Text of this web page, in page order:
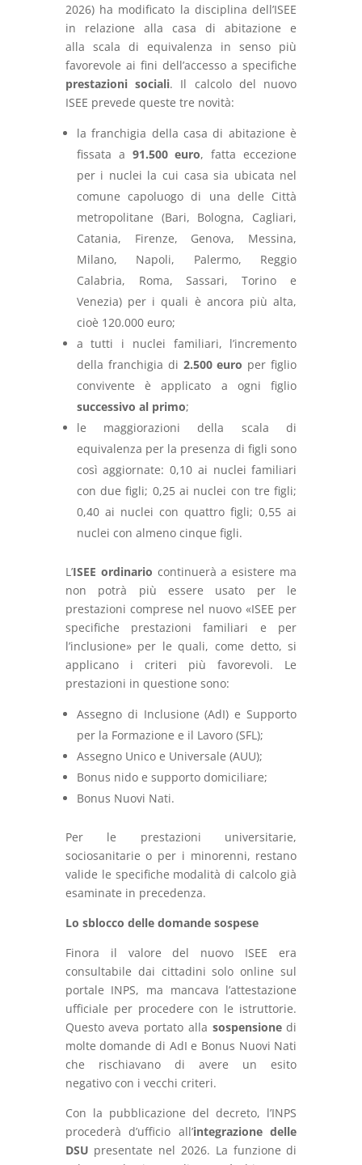
2026) ha modificato la disciplina dell’ISEE
in relazione alla
casa di abitazione e
alla scala di equivalenza in senso più
favorevole ai fini dell’accesso a specifiche
prestazioni sociali. Il calcolo del nuovo
ISEE prevede queste tre novità:
la franchigia della casa di abitazione è
fissata a 91.500 euro, fatta eccezione
per i nuclei la cui casa sia ubicata nel
comune capoluogo di una delle Città
metropolitane (Bari, Bologna, Cagliari,
Catania, Firenze, Genova, Messina,
Milano, Napoli, Palermo, Reggio
Calabria, Roma, Sassari, Torino e
Venezia) per i quali è ancora più alta,
cioè 120.000 euro;
a tutti i nuclei familiari, l’incremento
della franchigia di 2.500 euro per figlio
convivente è applicato a ogni figlio
successivo al primo;
le maggiorazioni della scala di
equivalenza per la presenza di figli sono
così aggiornate: 0,10 ai nuclei familiari
con due figli; 0,25 ai nuclei con tre figli;
0,40 ai nuclei con quattro figli; 0,55 ai
nuclei con almeno cinque figli.
L’ISEE ordinario continuerà a esistere ma
non potrà più essere usato per le
prestazioni comprese nel nuovo «ISEE per
specifiche prestazioni familiari e per
l’inclusione» per le quali, come detto, si
applicano i criteri più favorevoli. Le
prestazioni in questione sono:
Assegno di Inclusione (AdI) e Supporto
per la Formazione e il Lavoro (SFL);
Assegno Unico e Universale (AUU);
Bonus nido e supporto domiciliare;
Bonus Nuovi Nati.
Per le prestazioni universitarie,
sociosanitarie o per i minorenni, restano
valide le specifiche modalità di calcolo già
esaminate in precedenza.
Lo sblocco delle domande sospese
Finora il valore del nuovo ISEE era
consultabile dai cittadini solo online sul
portale INPS, ma mancava l’attestazione
ufficiale per procedere con le istruttorie.
Questo aveva portato alla sospensionedi
molte domande di AdI e Bonus Nuovi Nati
che rischiavano di avere un esito
negativo con i vecchi criteri.
Con la pubblicazione del decreto, l’INPS
procederà d’ufficio all’integrazione delle
DSU presentate nel 2026. La funzione di